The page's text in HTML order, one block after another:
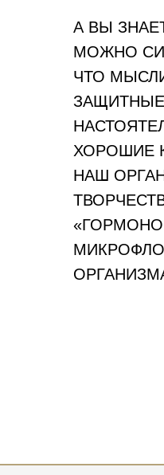
А ВЫ
МОЖНО
ЧТО
ХОРОШИЕ
НАШ